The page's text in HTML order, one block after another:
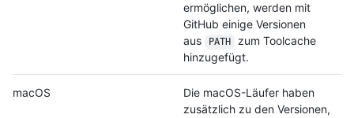
ermöglichen, werden mit
GitHub einige Versionen
aus
PATH
zum Toolcache
hinzugefügt.
macOS
Die macOS-Läufer haben
zusätzlich zu den Versionen,